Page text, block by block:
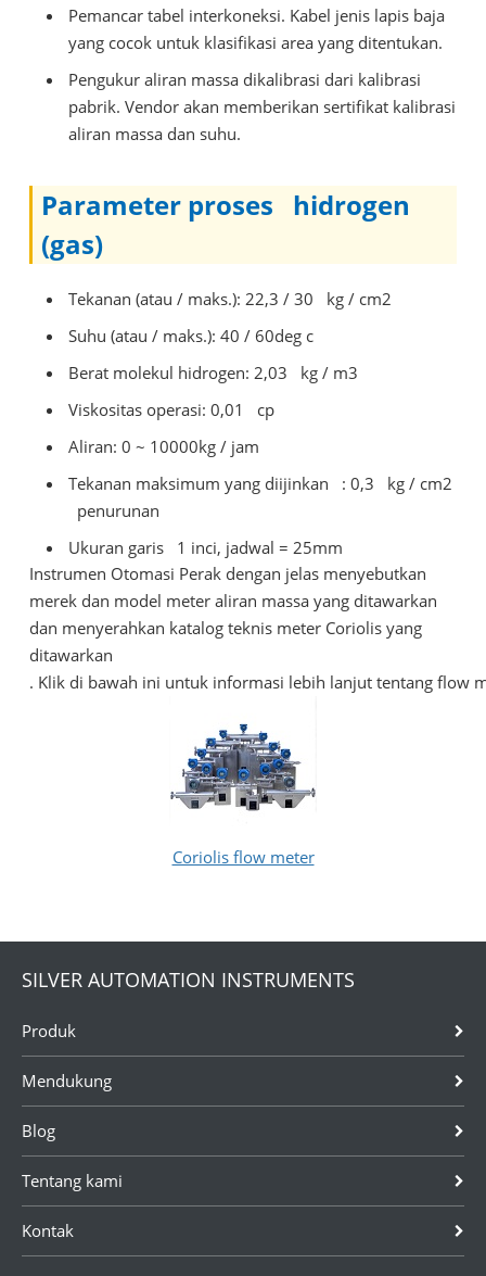
Pemancar tabel interkoneksi. Kabel jenis lapis baja
yang cocok untuk klasifikasi area yang ditentukan.
Pengukur aliran massa dikalibrasi dari kalibrasi
pabrik. Vendor akan memberikan sertifikat kalibrasi
aliran massa dan suhu.
Parameter proses
hidrogen
(gas)
Tekanan (atau / maks.): 22,3 / 30
kg / cm2
Suhu (atau / maks.): 40 / 60deg c
Berat molekul hidrogen: 2,03
kg / m3
Viskositas operasi: 0,01
cp
Aliran: 0 ~ 10000kg / jam
Tekanan maksimum yang diijinkan
: 0,3
kg / cm2
penurunan
Ukuran garis
1 inci, jadwal = 25mm
Instrumen Otomasi Perak dengan jelas menyebutkan
merek dan model meter aliran massa yang ditawarkan
dan menyerahkan katalog teknis meter Coriolis yang
ditawarkan
. Klik di bawah ini untuk informasi lebih lanjut tentang flow
Coriolis flow meter
SILVER AUTOMATION INSTRUMENTS
Produk
Mendukung
Blog
Tentang kami
Kontak